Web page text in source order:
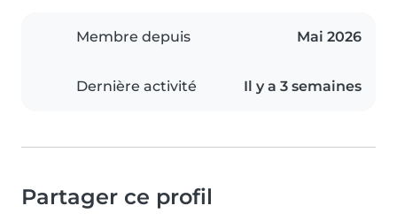
Membre depuis Mai 2026
Dernière activité Il y a 3 semaines
Partager ce profil